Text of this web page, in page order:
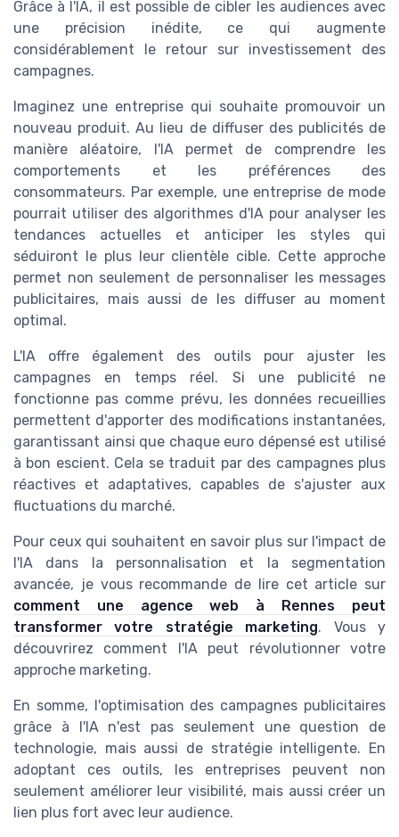
Grâce à l'IA, il est possible de cibler les audiences avec
une précision inédite, ce qui augmente
considérablement le retour sur investissement des
campagnes.
Imaginez une entreprise qui souhaite promouvoir un
nouveau produit. Au lieu de diffuser des publicités de
manière aléatoire, l'IA permet de comprendre les
comportements et les préférences des
consommateurs. Par exemple, une entreprise de mode
pourrait utiliser des algorithmes d'IA pour analyser les
tendances actuelles et anticiper les styles qui
séduiront le plus leur clientèle cible. Cette approche
permet non seulement de personnaliser les messages
publicitaires, mais aussi de les diffuser au moment
optimal.
L'IA offre également des outils pour ajuster les
campagnes en temps réel. Si une publicité ne
fonctionne pas comme prévu, les données recueillies
permettent d'apporter des modifications instantanées,
garantissant ainsi que chaque euro dépensé est utilisé
à bon escient. Cela se traduit par des campagnes plus
réactives et adaptatives, capables de s'ajuster aux
fluctuations du marché.
Pour ceux qui souhaitent en savoir plus sur l'impact de
l'IA dans la personnalisation et la segmentation
avancée, je vous recommande de lire cet article sur
comment une agence web à Rennes peut
transformer votre stratégie marketing. Vous y
découvrirez comment l'IA peut révolutionner votre
approche marketing.
En somme, l'optimisation des campagnes publicitaires
grâce à l'IA n'est pas seulement une question de
technologie, mais aussi de stratégie intelligente. En
adoptant ces outils, les entreprises peuvent non
seulement améliorer leur visibilité, mais aussi créer un
lien plus fort avec leur audience.